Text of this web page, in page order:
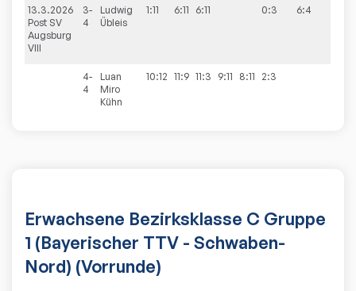
13.3.2026
Post SV
Augsburg
VIII
3-
4
Ludwig
Übleis
1:11 6:11 6:11 0:3 6:4
4-
4
Luan
Miro
Kühn
10:12 11:9 11:3 9:11 8:11 2:3
Erwachsene Bezirksklasse C Gruppe
1 (Bayerischer TTV - Schwaben-
Nord) (Vorrunde)